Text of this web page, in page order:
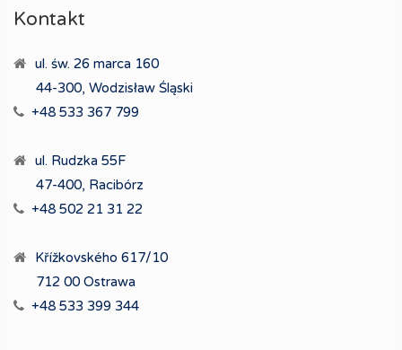
Kontakt
ul. św. 26 marca 160
44-300, Wodzisław Śląski
+48 533 367 799
ul. Rudzka 55F
47-400, Racibórz
+48 502 21 31 22
Křížkovského 617/10
712 00 Ostrawa
+48 533 399 344